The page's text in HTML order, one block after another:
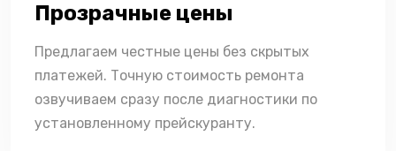
Прозрачные цены
Предлагаем честные цены без скрытых
платежей. Точную стоимость ремонта
озвучиваем сразу после диагностики по
установленному прейскуранту.